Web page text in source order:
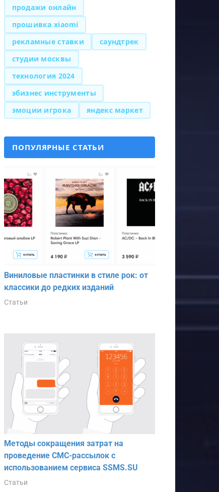
продажи онлайн
прошивка xiaomi
рекламные ставки
саундтрек
студии москвы
технология 2024
эбизнес инструменты
эмоции игрока
яндекс маркет
ПОПУЛЯРНЫЕ СТАТЬИ
Виниловые пластинки в стиле рок: от
классики до редких изданий
Статьи
Методы сокращения затрат на
проведение СМС-рассылок с
использованием сервиса SSMS.SU
Статьи